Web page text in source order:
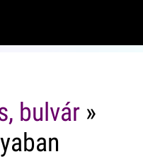
bulvár»